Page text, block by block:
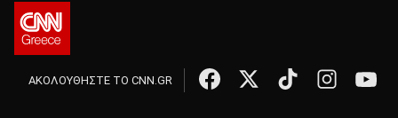
ΑΚΟΛΟΥΘΗΣΤΕ ΤΟ CNN.GR